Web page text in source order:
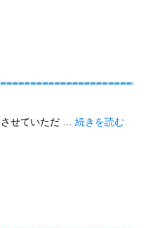
せていただ … 続きを読む